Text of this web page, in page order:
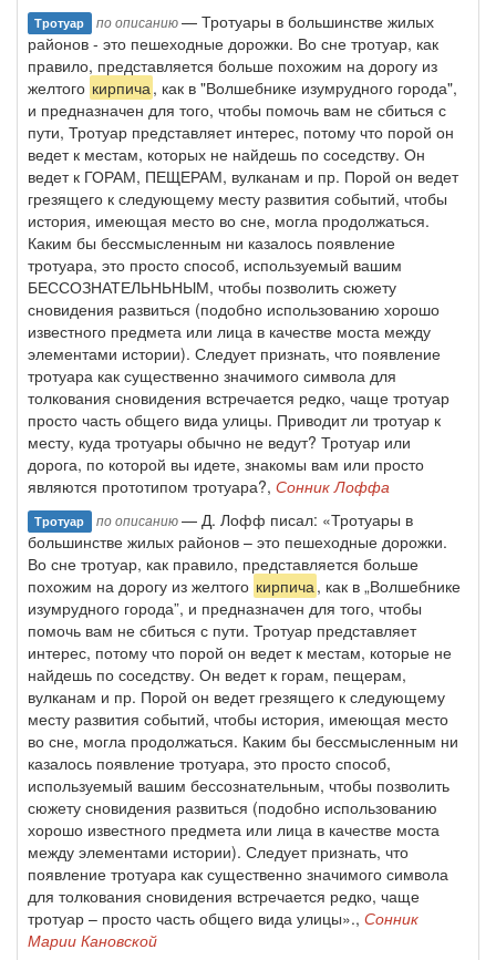
Тротуар по описанию— Тротуары в большинстве жилых
районов - это пешеходные дорожки. Во сне тротуар, как
правило, представляется больше похожим на дорогу из
желтого кирпича, как в "Волшебнике изумрудного города",
и предназначен для того, чтобы помочь вам не сбиться с
пути, Тротуар представляет интерес, потому что порой он
ведет к местам, которых не найдешь по соседству. Он
ведет к ГОРАМ, ПЕЩЕРАМ, вулканам и пр. Порой он ведет
грезящего к следующему месту развития событий, чтобы
история, имеющая место во сне, могла продолжаться.
Каким бы бессмысленным ни казалось появление
тротуара, это просто способ, используемый вашим
БЕССОЗНАТЕЛЬНЬНЫМ, чтобы позволить сюжету
сновидения развиться (подобно использованию хорошо
известного предмета или лица в качестве моста между
элементами истории). Следует признать, что появление
тротуара как существенно значимого символа для
толкования сновидения встречается редко, чаще тротуар
просто часть общего вида улицы. Приводит ли тротуар к
месту, куда тротуары обычно не ведут? Тротуар или
дорога, по которой вы идете, знакомы вам или просто
являются прототипом тротуара?, Сонник Лоффа
Тротуар по описанию— Д. Лофф писал: «Тротуары в
большинстве жилых районов – это пешеходные дорожки.
Во сне тротуар, как правило, представляется больше
похожим на дорогу из желтого кирпича, как в „Волшебнике
изумрудного города”, и предназначен для того, чтобы
помочь вам не сбиться с пути. Тротуар представляет
интерес, потому что порой он ведет к местам, которые не
найдешь по соседству. Он ведет к горам, пещерам,
вулканам и пр. Порой он ведет грезящего к следующему
месту развития событий, чтобы история, имеющая место
во сне, могла продолжаться. Каким бы бессмысленным ни
казалось появление тротуара, это просто способ,
используемый вашим бессознательным, чтобы позволить
сюжету сновидения развиться (подобно использованию
хорошо известного предмета или лица в качестве моста
между элементами истории). Следует признать, что
появление тротуара как существенно значимого символа
для толкования сновидения встречается редко, чаще
тротуар – просто часть общего вида улицы»., Сонник
Марии Кановской